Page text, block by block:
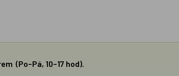
(Po–Pá, 10–17 hod).